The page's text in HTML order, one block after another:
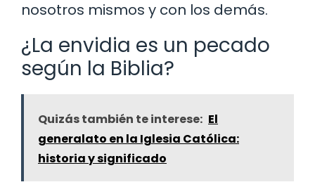
nosotros mismos y con los demás.
¿La envidia es un pecado
según la Biblia?
Quizás también te interese: El
generalato en la Iglesia Católica:
historia y significado